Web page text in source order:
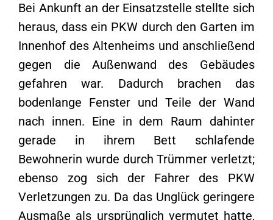
Bei Ankunft an der Einsatzstelle stellte sich
heraus, dass ein PKW durch den Garten im
Innenhof des Altenheims und anschließend
gegen die Außenwand des Gebäudes
gefahren war. Dadurch brachen das
bodenlange Fenster und Teile der Wand
nach innen. Eine in dem Raum dahinter
gerade in ihrem Bett schlafende
Bewohnerin wurde durch Trümmer verletzt;
ebenso zog sich der Fahrer des PKW
Verletzungen zu. Da das Unglück geringere
Ausmaße als ursprünglich vermutet hatte,